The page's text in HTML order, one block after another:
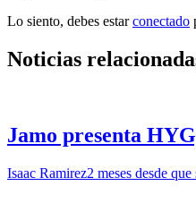
Lo siento, debes estarconectado
Noticias
Jamo presenta
Isaac Ramirez2 meses desde